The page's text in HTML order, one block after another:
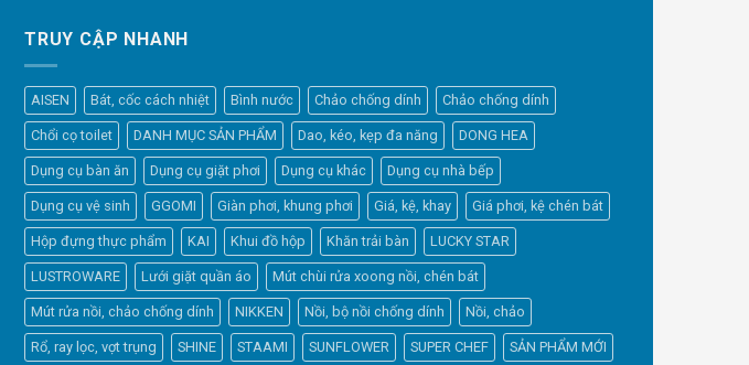
TRUY CẬP NHANH
AISEN Bát, cốc cách nhiệt Bình nước Chảo chống dính Chảo chống dính
Chổi cọ toilet DANH MỤC SẢN PHẨM Dao, kéo, kẹp đa năng DONG HEA
Dụng cụ bàn ăn Dụng cụ giặt phơi Dụng cụ khác Dụng cụ nhà bếp
Dụng cụ vệ sinh GGOMI Giàn phơi, khung phơi Giá, kệ, khay Giá phơi, kệ chén bát
Hộp đựng thực phẩm KAI Khui đồ hộp Khăn trải bàn LUCKY STAR
LUSTROWARE Lưới giặt quần áo Mút chùi rửa xoong nồi, chén bát
Mút rửa nồi, chảo chống dính NIKKEN Nồi, bộ nồi chống dính Nồi, chảo
Rổ, ray lọc, vợt trụng SHINE STAAMI SUNFLOWER SUPER CHEF SẢN PHẨM MỚI
Elfsight
Typically replies within a day
0:02